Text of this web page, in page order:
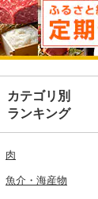
カテゴリ別
ランキング
肉
牛肉（精肉）
魚介・海産物